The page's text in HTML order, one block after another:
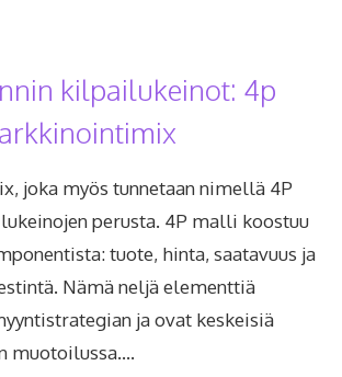
kilpailukeinot: 4p
joka myös tunnetaan nimellä 4P
perusta. 4P malli koostuu
tuote, hinta, saatavuus ja
Nämä neljä elementtiä
ja ovat keskeisiä
muotoilussa….